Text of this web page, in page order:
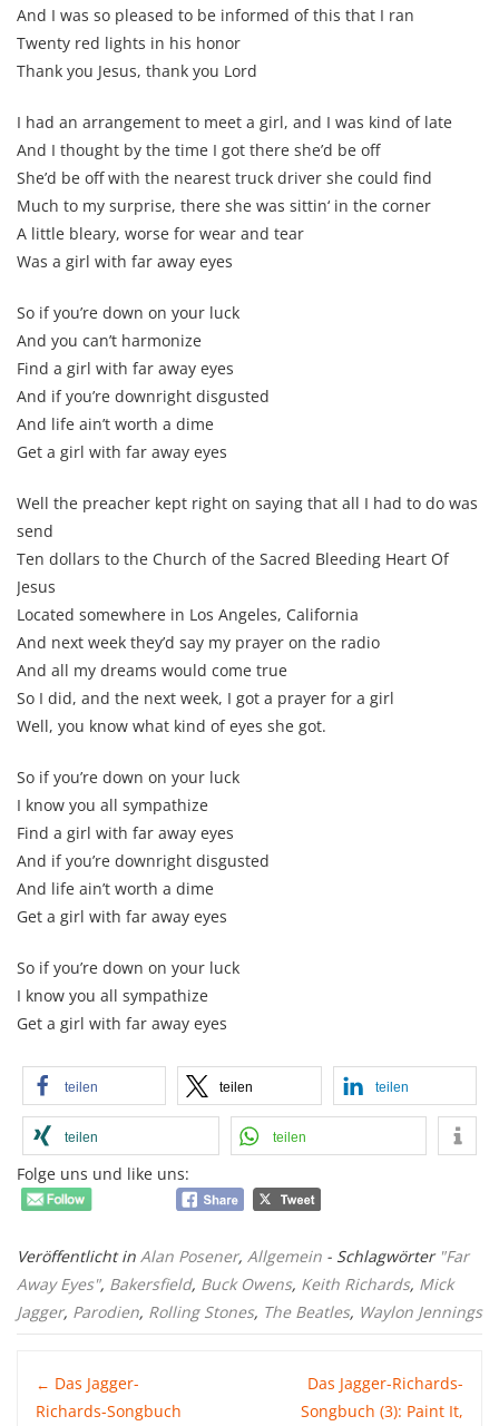
And I was so pleased to be informed of this that I ran
Twenty red lights in his honor
Thank you Jesus, thank you Lord
I had an arrangement to meet a girl, and I was kind of late
And I thought by the time I got there she’d be off
She’d be off with the nearest truck driver she could find
Much to my surprise, there she was sittin‘ in the corner
A little bleary, worse for wear and tear
Was a girl with far away eyes
So if you’re down on your luck
And you can’t harmonize
Find a girl with far away eyes
And if you’re downright disgusted
And life ain’t worth a dime
Get a girl with far away eyes
Well the preacher kept right on saying that all I had to do was
send
Ten dollars to the Church of the Sacred Bleeding Heart Of
Jesus
Located somewhere in Los Angeles, California
And next week they’d say my prayer on the radio
And all my dreams would come true
So I did, and the next week, I got a prayer for a girl
Well, you know what kind of eyes she got.
So if you’re down on your luck
I know you all sympathize
Find a girl with far away eyes
And if you’re downright disgusted
And life ain’t worth a dime
Get a girl with far away eyes
So if you’re down on your luck
I know you all sympathize
Get a girl with far away eyes
teilen teilen teilen
teilen teilen
Folge uns und like uns:
Veröffentlicht in Alan Posener, Allgemein - Schlagwörter "Far
Away Eyes", Bakersfield, Buck Owens, Keith Richards, Mick
Jagger, Parodien, Rolling Stones, The Beatles, Waylon Jennings
Post
← Das Jagger-
Richards-Songbuch
Das Jagger-Richards-
Songbuch (3): Paint It,